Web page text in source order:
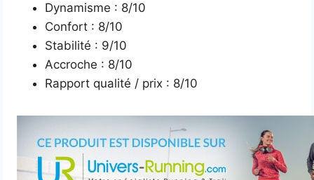
Dynamisme : 8/10
Confort : 8/10
Stabilité : 9/10
Accroche : 8/10
Rapport qualité / prix : 8/10